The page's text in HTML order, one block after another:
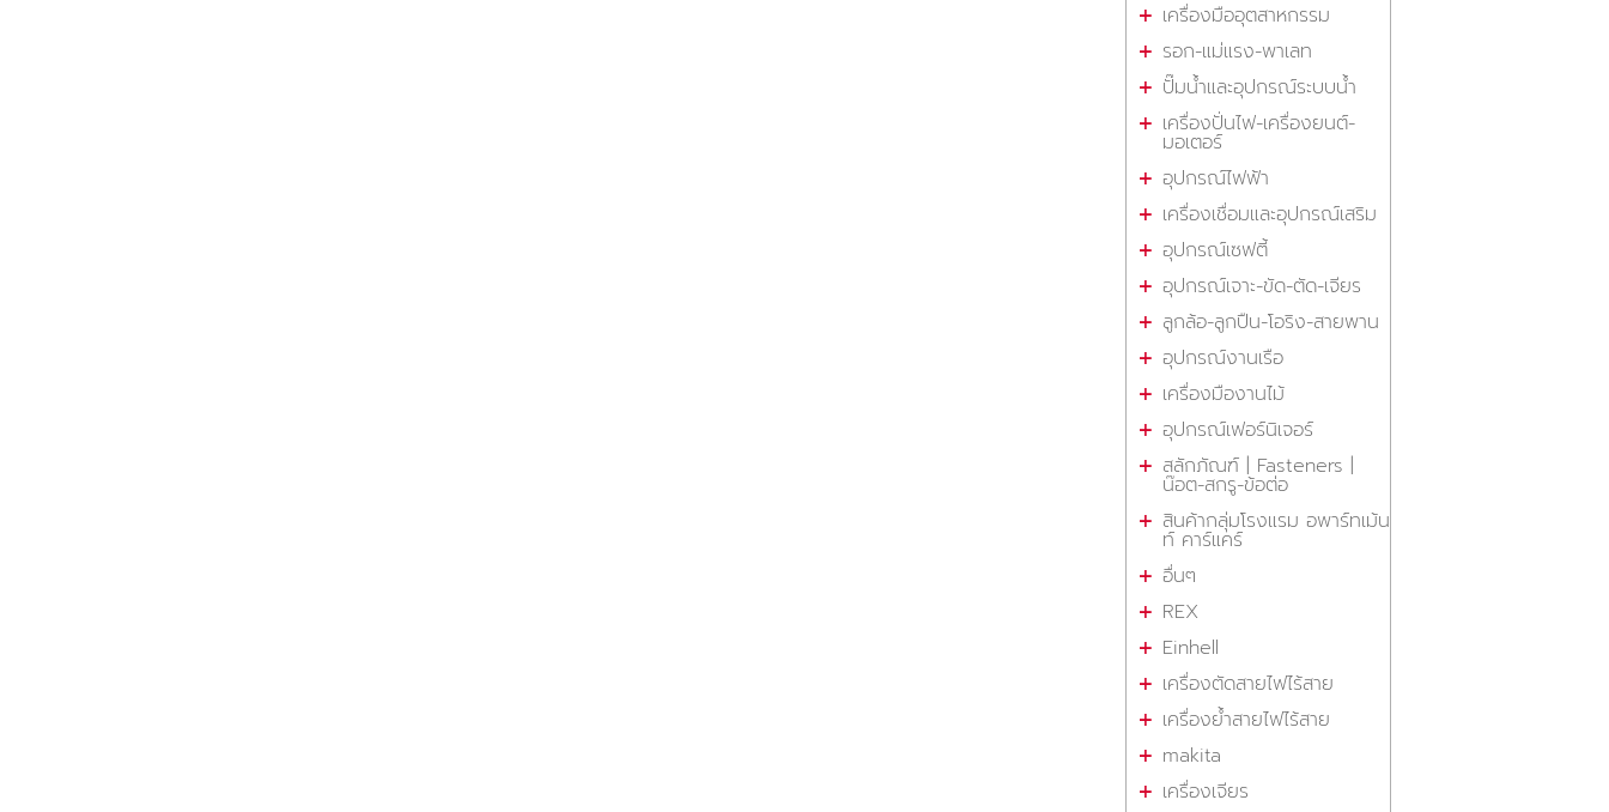
เครื่องมืออุตสาหกรรม
รอก-แม่แรง-พาเลท
ปั๊มน้ำและอุปกรณ์ระบบน้ำ
เครื่องปั่นไฟ-เครื่องยนต์-
มอเตอร์
อุปกรณ์ไฟฟ้า
เครื่องเชื่อมและอุปกรณ์เสริม
อุปกรณ์เซฟตี้
อุปกรณ์เจาะ-ขัด-ตัด-เจียร
ลูกล้อ-ลูกปืน-โอริง-สายพาน
อุปกรณ์งานเรือ
เครื่องมืองานไม้
อุปกรณ์เฟอร์นิเจอร์
สลักภัณฑ์ | Fasteners |
น๊อต-สกรู-ข้อต่อ
สินค้ากลุ่มโรงแรม อพาร์ทเม้น
ท์ คาร์แคร์
อื่นๆ
REX
Einhell
เครื่องตัดสายไฟไร้สาย
เครื่องย้ำสายไฟไร้สาย
makita
เครื่องเจียร